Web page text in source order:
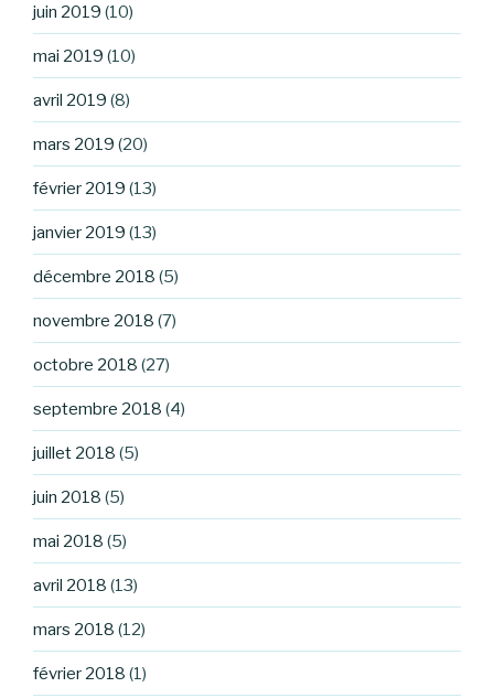
juin 2019 (10)
mai 2019 (10)
avril 2019 (8)
mars 2019 (20)
février 2019 (13)
janvier 2019 (13)
décembre 2018 (5)
novembre 2018 (7)
octobre 2018 (27)
septembre 2018 (4)
juillet 2018 (5)
juin 2018 (5)
mai 2018 (5)
avril 2018 (13)
mars 2018 (12)
février 2018 (1)